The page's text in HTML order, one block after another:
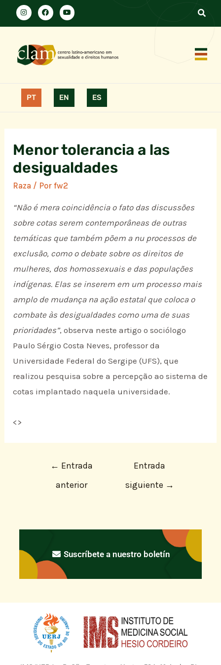
PT EN ES
Menor tolerancia a las
desigualdades
Raza / Porfw2
“Não é mera coincidência o fato das discussões
sobre cotas serem contemporâneas de outras
temáticas que também põem a nu processos de
exclusão, como o debate sobre os direitos de
mulheres, dos homossexuais e das populações
indígenas. Elas se inserem em um processo mais
amplo de mudança na ação estatal que coloca o
combate às desigualdades como uma de suas
prioridades”, observa neste artigo o sociólogo
Paulo Sérgio Costa Neves, professor da
Universidade Federal do Sergipe (UFS), que
realizou pesquisa sobre a percepção ao sistema de
cotas implantado naquela universidade.
< >
← Entrada
anterior
Entrada
siguiente →
Suscríbete a nuestro boletín